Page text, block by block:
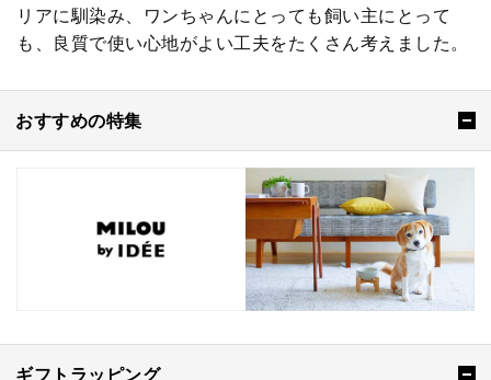
リアに馴染み、ワンちゃんにとっても飼い主にとって
も、良質で使い心地がよい工夫をたくさん考えました。
おすすめの特集
ギフトラッピング